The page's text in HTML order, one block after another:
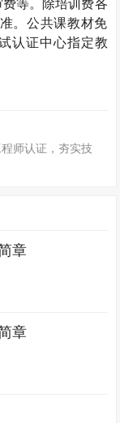
等。除培训费各
。公共课教材免
认证中心指定教
师认证，夯实技
章
章